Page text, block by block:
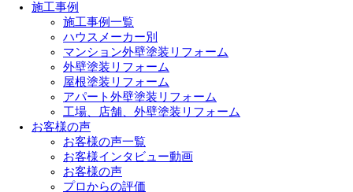
施工事例
施工事例一覧
ハウスメーカー別
マンション外壁塗装リフォーム
外壁塗装リフォーム
屋根塗装リフォーム
アパート外壁塗装リフォーム
工場、店舗、外壁塗装リフォーム
お客様の声
お客様の声一覧
お客様インタビュー動画
お客様の声
プロからの評価